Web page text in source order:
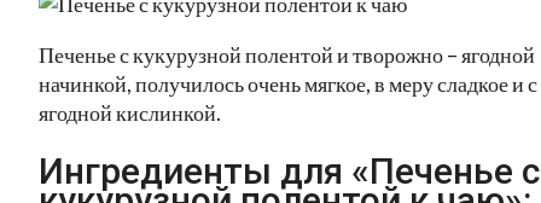
Печенье с кукурузной полентой и творожно – ягодной
начинкой, получилось очень мягкое, в меру сладкое и с
ягодной кислинкой.
Ингредиенты для «Печенье с